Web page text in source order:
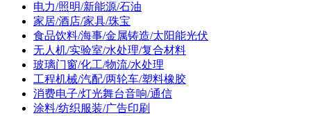
电力/照明/新能源/石油
家居/酒店/家具/珠宝
食品饮料/海事/金属铸造/太阳能光伏
无人机/实验室/水处理/复合材料
玻璃门窗/化工/物流/水处理
工程机械/汽配/两轮车/塑料橡胶
消费电子/灯光舞台音响/通信
涂料/纺织服装/广告印刷